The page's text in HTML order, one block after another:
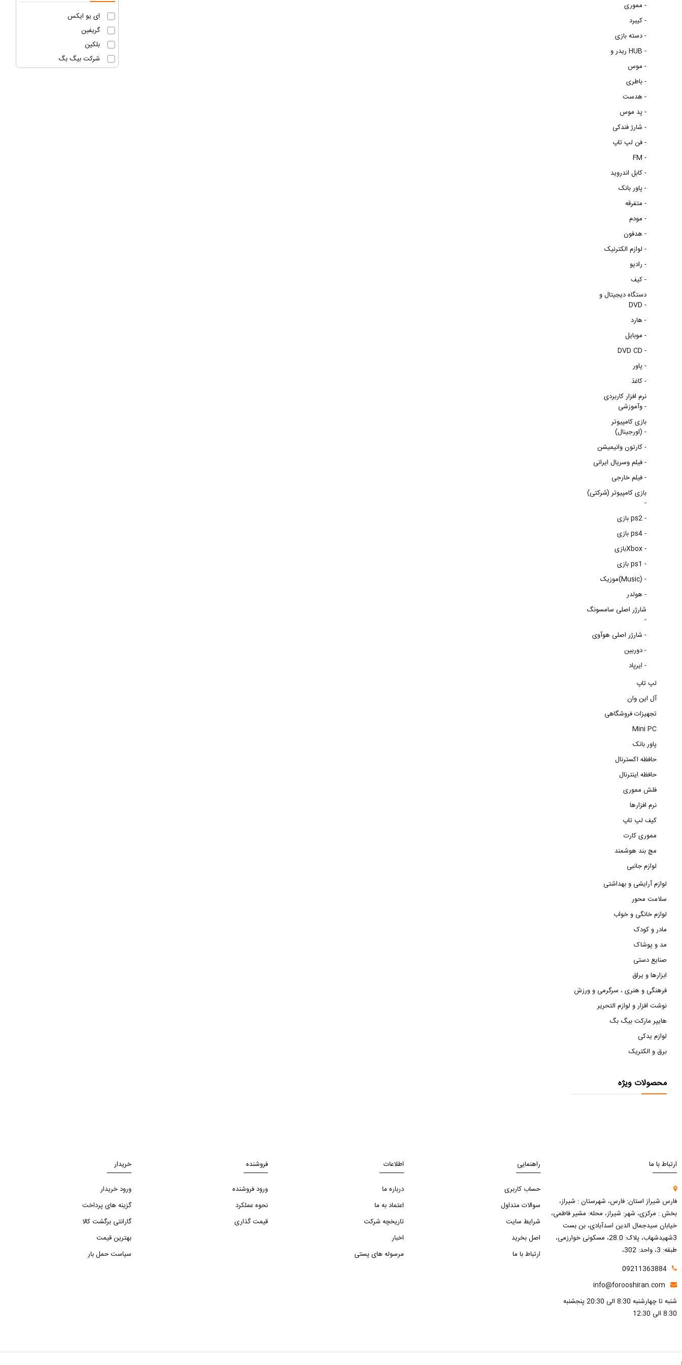
ای یو ایکس
گریفین
بلکین
شرکت بیگ بگ
مموری -
کیبرد -
دسته بازی -
ریدر و HUB -
موس -
باطری -
هدست -
پد موس -
شارژ فندکی -
فن لپ تاپ -
FM -
کابل اندروید -
پاور بانک -
متفرقه -
مودم -
هدفون -
لوازم الکترنیک -
رادیو -
کیف -
دستگاه دیجیتال و
DVD -
هارد -
موبایل -
DVD CD -
پاور -
کاغذ -
نرم افزار کاربردی
وآموزشی -
بازی کامپیوتر
(اورجینال) -
کارتون وانیمیشن -
فیلم وسریال ایرانی -
فیلم خارجی -
بازی کامپیوتر (شرکتی)
-
بازی ps2 -
بازی ps4 -
بازیXbox -
بازی ps1 -
موزیک(Music) -
هولدر -
شارژر اصلی سامسونگ
-
شارژر اصلی هوآوی -
دوربین -
ایرپاد -
لپ تاپ
آل این وان
تجهیزات فروشگاهی
Mini PC
پاور بانک
حافظه اکسترنال
حافظه اینترنال
فلش مموری
نرم افزارها
کیف لپ تاپ
مموری کارت
مچ بند هوشمند
لوازم جانبی
لوازم آرایشی و بهداشتی
سلامت محور
لوازم خانگی و خواب
مادر و کودک
مد و پوشاک
صنایع دستی
ابزارها و یراق
فرهنگی و هنری ، سرگرمی و ورزش
نوشت افزار و لوازم التحریر
هایپر مارکت بیگ بگ
لوازم یدکی
برق و الکتریک
محصولات ویژه
ارتباط با ما
فارس شیراز استان: فارس، شهرستان : شیراز،
بخش : مرکزی، شهر: شیراز، محله: مشیر فاطمی،
خیابان سیدجمال الدین اسدآبادی، بن بست
3شهیدشهاب، پلاک: 28.0، مسکونی خوارزمی،
طبقه: 3، واحد: 302،
09211363884
info@forooshiran.com
شنبه تا چهارشنبه 8:30 الی 20:30 پنجشنبه
8:30 الی 12:30
راهنمایی
حساب کاربری
سوالات متداول
شرایط سایت
اصل بخرید
ارتباط با ما
اطلاعات
درباره ما
اعتماد به ما
تاریخچه شرکت
اخبار
مرسوله های پستی
فروشنده
ورود فروشنده
نحوه عملکرد
قیمت گذاری
خریدار
ورود خریدار
گزینه های پرداخت
گارانتی برگشت کالا
بهترین قیمت
سیاست حمل بار